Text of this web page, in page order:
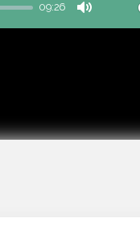
09:26
Mute